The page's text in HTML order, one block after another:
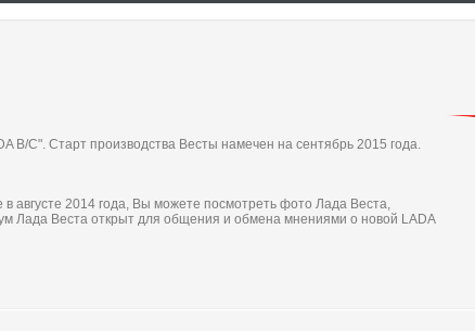
C". Старт производства Весты намечен на сентябрь 2015 года.
августе 2014 года, Вы можете посмотреть фото Лада Веста,
Лада Веста открыт для общения и обмена мнениями о новой LADA